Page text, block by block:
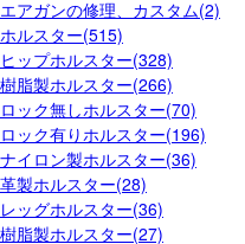
エアガンの修理、カスタム(2)
ホルスター(515)
ヒップホルスター(328)
樹脂製ホルスター(266)
ロック無しホルスター(70)
ロック有りホルスター(196)
ナイロン製ホルスター(36)
革製ホルスター(28)
レッグホルスター(36)
樹脂製ホルスター(27)